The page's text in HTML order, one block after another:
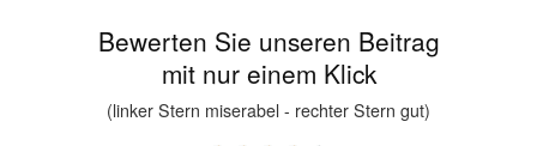
Bewerten Sie unseren Beitrag
mit nur einem Klick
(linker Stern miserabel - rechter Stern gut)